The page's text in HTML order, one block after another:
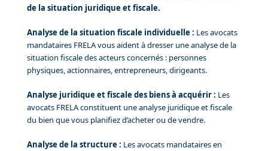
de la situation juridique et fiscale.
Analyse de la situation fiscale individuelle : Les avocats
mandataires FRELA vous aident à dresser une analyse de la
situation fiscale des acteurs concernés : personnes
physiques, actionnaires, entrepreneurs, dirigeants.
Analyse juridique et fiscaledes biens à acquérir : Les
avocats FRELA constituent une analyse juridique et fiscale
du bien que vous planifiez d’acheter ou de vendre.
Analyse de la structure : Les avocats mandataires en